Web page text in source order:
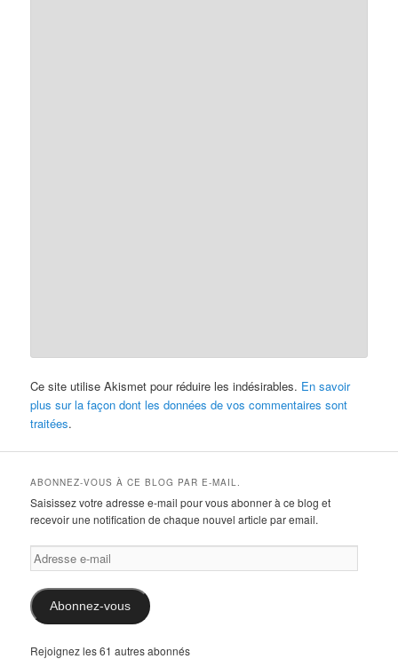
Ce site utilise Akismet pour réduire les indésirables. En savoir
plus sur la façon dont les données de vos commentaires sont
traitées.
ABONNEZ-VOUS À CE BLOG PAR E-MAIL.
Saisissez votre adresse e-mail pour vous abonner à ce blog et
recevoir une notification de chaque nouvel article par email.
Adresse
e-
mail
Abonnez-vous
Rejoignez les 61 autres abonnés